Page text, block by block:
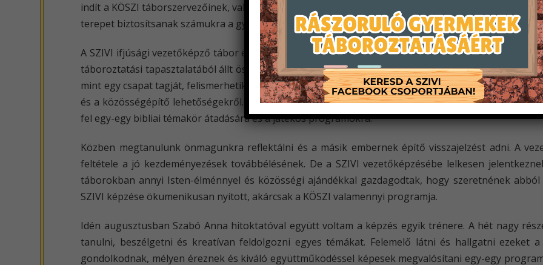
indít a KÖSZI táborszervezőinek, valamint a középiskolásoknak, a leendő táborszervezők fiatal
terepet biztosítsanak számukra a gyakorláshoz.
A SZIVI ifjúsági vezetőképző tábor éppen a táborozó korosztályból kinövő és arra alkalmas
táboroztatási tapasztalatából állt össze két évfolyamnyi (kétszer 5 napos) intenzív tréninganyaggá.
mint egy csapat tagját, felismerhetik erősségeiket és fejlesztendő területeiket. Beszélünk az
és a közösségépítő lehetőségekről. Tanulnak a tábor célcsoportjainak korosztályi sajátosságairól,
fel egy-egy bibliai témakör átadására és a játékos programokra.
Közben megtanulunk önmagunkra reflektálni és a másik embernek építő visszajelzést adni. A
feltétele a jó kezdeményezések továbbélésének. De a SZIVI vezetőképzésébe lelkesen
táborokban annyi Isten-élménnyel és közösségi ajándékkal gazdagodtak, hogy szeretnének
SZIVI képzése ökumenikusan nyitott, akárcsak a KÖSZI valamennyi programja.
Idén augusztusban Szabó Anna hitoktatóval együtt voltam a képzés egyik trénere. A hét nagy
tanulni, beszélgetni és kreatívan feldolgozni egyes témákat. Felemelő látni és hallgatni ezeket
gondolkodnak, mélyen éreznek és kiváló együttműködéssel képesek megvalósítani egy-egy